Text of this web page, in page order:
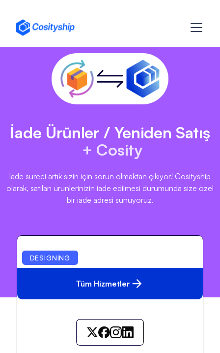
İade Ürünler / Yeniden Satış
+ Cosity
İade süreci artık sizin için sorun olmaktan çıkıyor! Cosityship
olarak, satılan ürünlerinizin iade edilmesi durumunda size özel
bir iade adresi sunuyoruz.
DESIGNING
Tüm Hizmetler